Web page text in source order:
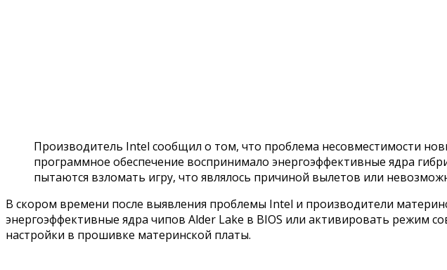
Производитель Intel сообщил о том, что проблема несовместимости
программное обеспечение воспринимало энергоэффективные ядра
пытаются взломать игру, что являлось причиной вылетов или
В скором времени после выявления проблемы Intel и производители
энергоэффективные ядра чипов Alder Lake в BIOS или активировать режим
настройки в прошивке материнской платы.